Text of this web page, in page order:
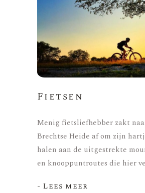
Fietsen
Menig fietsliefhebber zakt
Brechtse Heide af om zijn
halen aan de uitgestrekte
en knooppuntroutes die hier
- Lees meer